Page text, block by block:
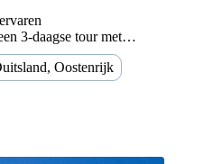
3-daagse tour met
op de grens van
Oostenrijk